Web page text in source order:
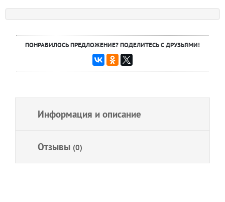
ПОНРАВИЛОСЬ ПРЕДЛОЖЕНИЕ? ПОДЕЛИТЕСЬ С ДРУЗЬЯМИ!
Информация и описание
Отзывы (0)